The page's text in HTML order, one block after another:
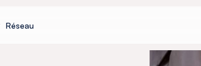
Réseau